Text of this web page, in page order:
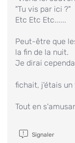
"Tu vis par ici ?"
Etc Etc Etc......
Peut-être que
la fin de la nuit.
Je dirai
fichait, j'étais un
Tout en
Signaler